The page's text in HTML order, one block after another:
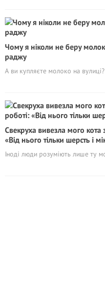
Чому я ніколи не беру
раджу
А ви купляєте молоко на вулиці?
Свекруха вивезла мого кота
«Від нього тільки шерсть і
Іноді люди розуміють лише ту